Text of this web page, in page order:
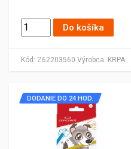
Kód: Z62203560 Výrobca: KRPA
Do košíka
DODANIE DO 24 HOD.